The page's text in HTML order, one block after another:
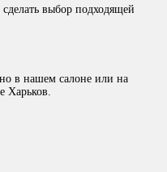
выбор подходящей
в нашем салоне или на
Харьков.